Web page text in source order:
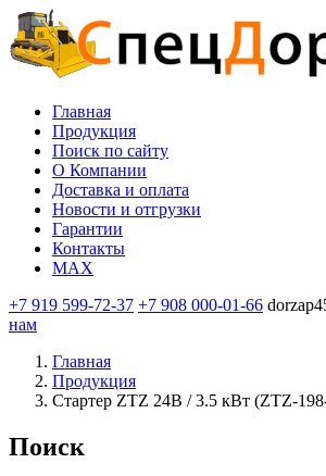
Перейти
к
основному
содержанию
Основная
навигация
Главная
Продукция
Поиск по сайту
O Компании
Доставка и оплата
Новости и отгрузки
Гарантии
Контакты
MAX
+7 919 599-72-37 +7 908 000-01-66
нам
Главная
Продукция
Стартер ZTZ 24В / 3.5 кВт (ZTZ-
Поиск